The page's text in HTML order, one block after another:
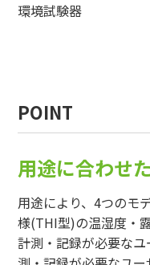
環境試験器
POINT
用途に合わせ
用途により、4つのモ
様(THI型)の温湿度・
計測・記録が必要な